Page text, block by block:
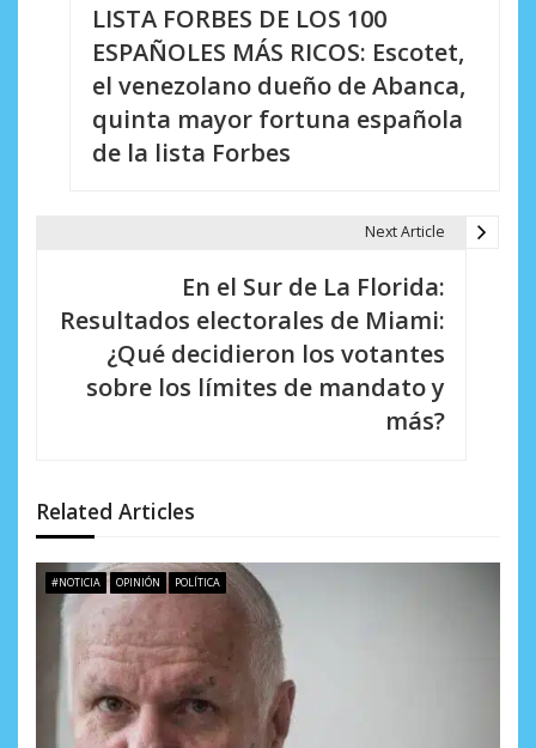
e
n
t
LISTA FORBES DE LOS 100
ESPAÑOLES MÁS RICOS: Escotet,
el venezolano dueño de Abanca,
quinta mayor fortuna española
de la lista Forbes
Next Article
En el Sur de La Florida:
Resultados electorales de Miami:
¿Qué decidieron los votantes
sobre los límites de mandato y
más?
Related Articles
#NOTICIA OPINIÓN POLÍTICA